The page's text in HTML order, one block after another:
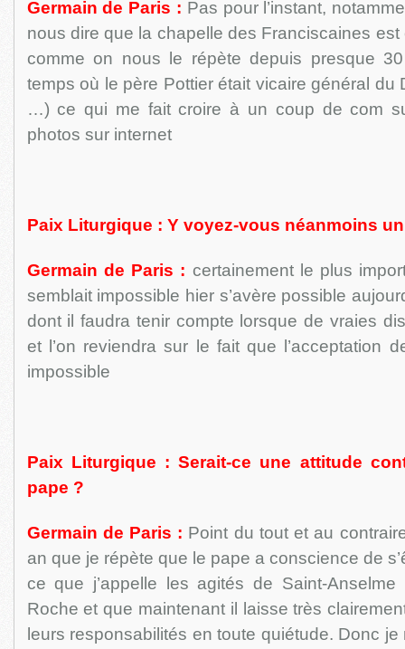
Germain de Paris : Pas pour l’instant,
nous dire que la chapelle des Franciscaines est
comme on nous le répète depuis presque 30
temps où le père Pottier était vicaire général du
…) ce qui me fait croire à un coup de com
photos sur internet
Paix Liturgique : Y voyez-vous néanmoins
Germain de Paris : certainement le plus
semblait impossible hier s’avère possible
dont il faudra tenir compte lorsque de vraies
et l’on reviendra sur le fait que l’acceptation
impossible
Paix Liturgique : Serait-ce une attitude
pape ?
Germain de Paris : Point du tout et au
an que je répète que le pape a conscience de
ce que j’appelle les agités de Saint-
Roche et que maintenant il laisse très
leurs responsabilités en toute quiétude. Donc